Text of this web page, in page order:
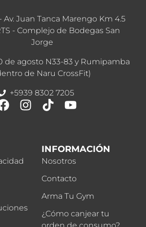
Av. Juan Tanca Marengo Km 4.5
- Complejo de Bodegas San
Jorge
de agosto N33-83 y Rumipamba
de Naru CrossFit)
+5939 8302 7205
INFORMACIÓN
Nosotros
Contacto
Arma Tu Gym
¿Cómo canjear tu